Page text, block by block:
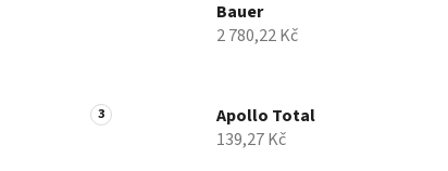
Bauer
2 780,22 Kč
Apollo Total
139,27 Kč